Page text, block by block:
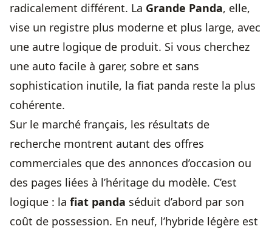
radicalement différent. La Grande Panda, elle,
vise un registre plus moderne et plus large, avec
une autre logique de produit. Si vous cherchez
une auto facile à garer, sobre et sans
sophistication inutile, la fiat panda reste la plus
cohérente.
Sur le marché français, les résultats de
recherche montrent autant des offres
commerciales que des annonces d’occasion ou
des pages liées à l’héritage du modèle. C’est
logique : la fiat panda séduit d’abord par son
coût de possession. En neuf, l’hybride légère est